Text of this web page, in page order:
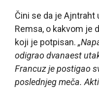
Čini se da je
Remsa, o kakvom je
koji je potpisan.
odigrao dvanaest
Francuz je postigao
poslednjeg meča.